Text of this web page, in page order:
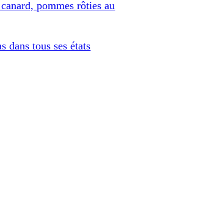
pommes rôties au
dans tous ses états